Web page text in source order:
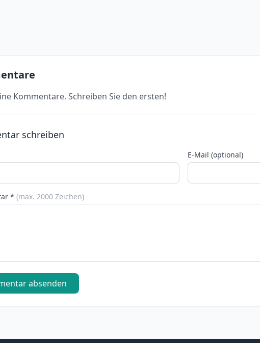
Kommentare. Schreiben Sie den ersten!
schreiben
E-Mail (optional)
* (max. 2000 Zeichen)
absenden